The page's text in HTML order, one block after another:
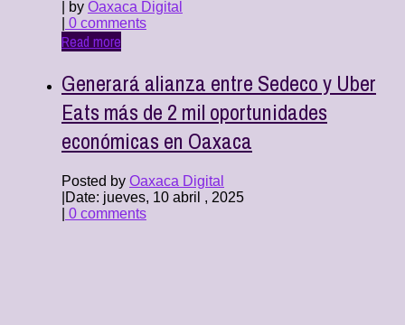
| by Oaxaca Digital
0 comments
Read more
Generará alianza entre Sedeco y Uber
Eats más de 2 mil oportunidades
económicas en Oaxaca
Posted by Oaxaca Digital
Date: jueves, 10 abril , 2025
0 comments